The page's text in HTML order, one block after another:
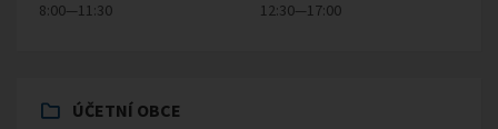
8:00—11:30 12:30—17:00
ÚČETNÍ OBCE